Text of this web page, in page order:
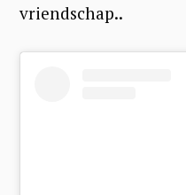
vriendschap..